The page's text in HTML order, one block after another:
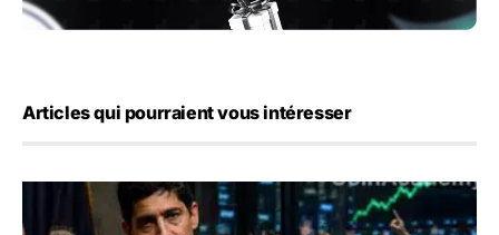
Articles qui pourraient vous intéresser
Emploi américain : 23 000 postes détruits en juillet, les